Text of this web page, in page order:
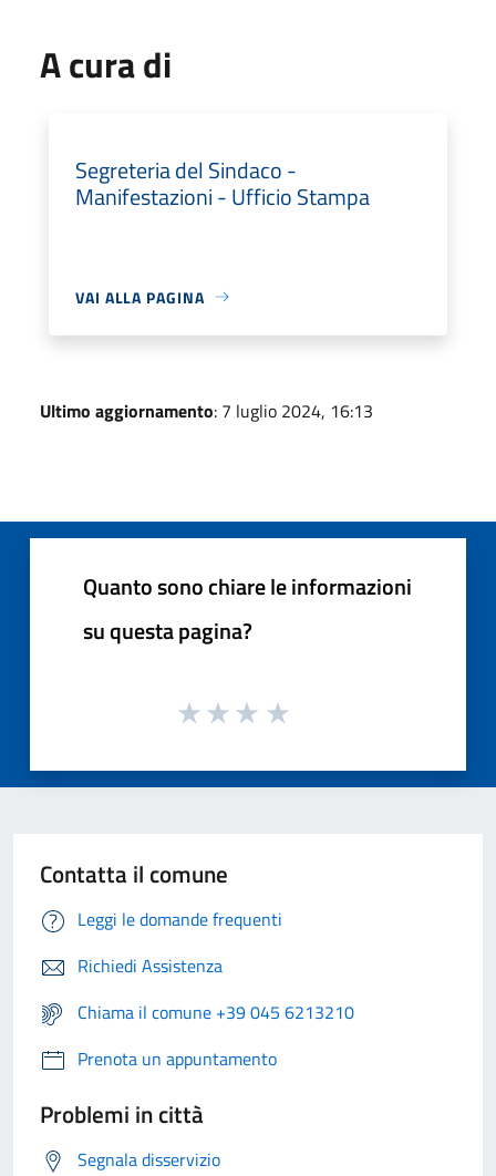
A cura di
Segreteria del Sindaco -
Manifestazioni - Ufficio Stampa
VAI ALLA PAGINA
Ultimo aggiornamento: 7 luglio 2024, 16:13
Quanto sono chiare le informazioni
su questa pagina?
Contatta il comune
Leggi le domande frequenti
Richiedi Assistenza
Chiama il comune +39 045 6213210
Prenota un appuntamento
Problemi in città
Segnala disservizio